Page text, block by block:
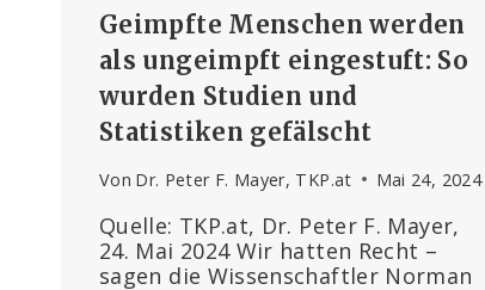
Geimpfte Menschen werden
als ungeimpft eingestuft: So
wurden Studien und
Statistiken gefälscht
Von Dr. Peter F. Mayer, TKP.at Mai 24, 2024
Quelle: TKP.at, Dr. Peter F. Mayer,
24. Mai 2024 Wir hatten Recht –
sagen die Wissenschaftler Norman